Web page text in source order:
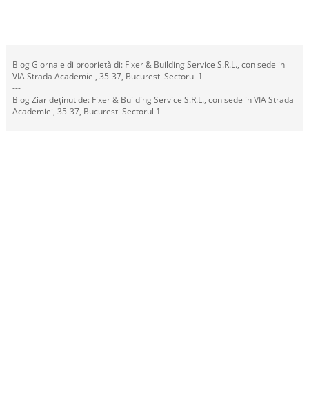
Blog Giornale di proprietà di: Fixer & Building Service S.R.L., con sede in
VIA Strada Academiei, 35-37, Bucuresti Sectorul 1
---
Blog Ziar deținut de: Fixer & Building Service S.R.L., con sede in VIA Strada
Academiei, 35-37, Bucuresti Sectorul 1